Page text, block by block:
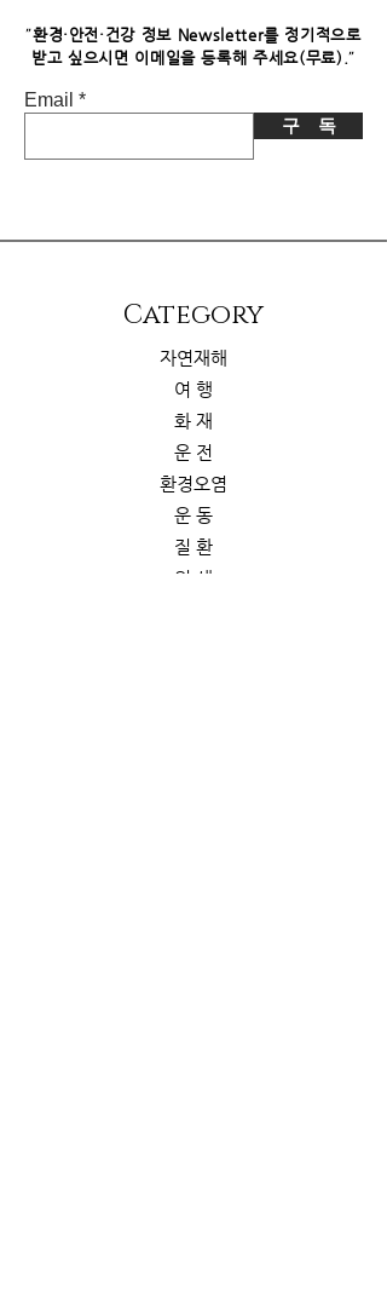
"환경·안전·건강 정보 Newsletter를 정기적으로
받고 싶으시면​ 이메일을 등록해 주세요(무료)."
Email
구 독
​Category
자연재해
여 행
화 재
운 전
환경오염
운 동
질 환
위 생